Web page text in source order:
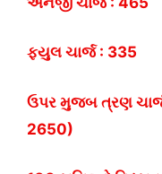
ફયુલ ચાર્જ : 335
ઉપર મુજબ ત્રણ
2650)